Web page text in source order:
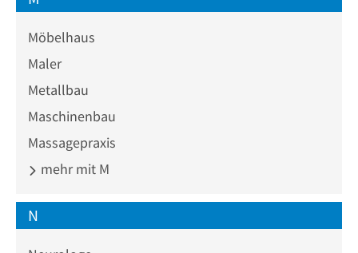
Möbelhaus
Maler
Metallbau
Maschinenbau
Massagepraxis
mehr mit M
N